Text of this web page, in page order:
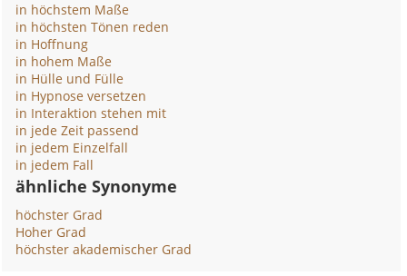
in höchstem Maße
in höchsten Tönen reden
in Hoffnung
in hohem Maße
in Hülle und Fülle
in Hypnose versetzen
in Interaktion stehen mit
in jede Zeit passend
in jedem Einzelfall
in jedem Fall
ähnliche Synonyme
höchster Grad
Hoher Grad
höchster akademischer Grad